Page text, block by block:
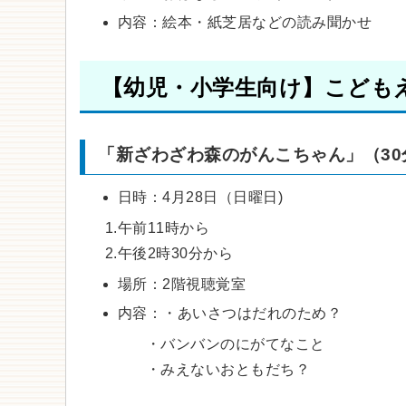
内容：絵本・紙芝居などの読み聞かせ
【幼児・小学生向け】こども
「新ざわざわ森のがんこちゃん」（30
日時：4月28日（日曜日)
1.午前11時から
2.午後2時30分から
場所：2階視聴覚室
内容：・あいさつはだれのため？
・バンバンのにがてなこと
・みえないおともだち？